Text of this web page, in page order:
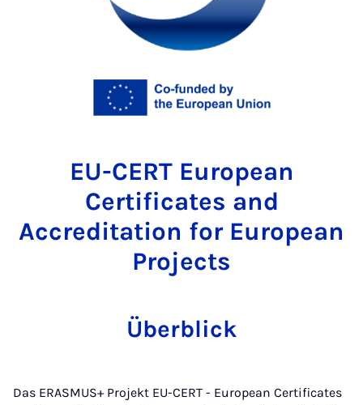
EU-CERT European
Certificates and
Accreditation for European
Projects
Überblick
Das ERASMUS+ Projekt EU-CERT - European Certificates